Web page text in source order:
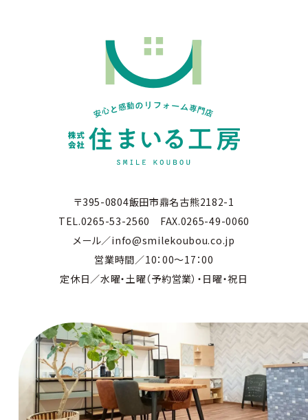
〒395-0804飯田市鼎名古熊2182-1
TEL.0265-53-2560 FAX.0265-49-0060
メール／info@smilekoubou.co.jp
営業時間／10：00～17：00
定休日／水曜・土曜（予約営業）・日曜・祝日